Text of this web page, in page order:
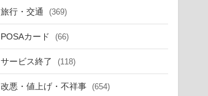
旅行・交通 (369)
POSAカード (66)
サービス終了 (118)
改悪・値上げ・不祥事 (654)